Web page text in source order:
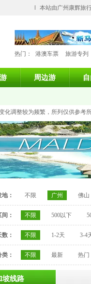
本站由广州康辉旅
热门： 港澳车票 旅游专列
周边游
化调整较为频繁，所列仅供参
： 不限 广州 佛山
： 不限 500以下
： 不限 1-2天 3-4
： 不限 最新 热门
坡线路